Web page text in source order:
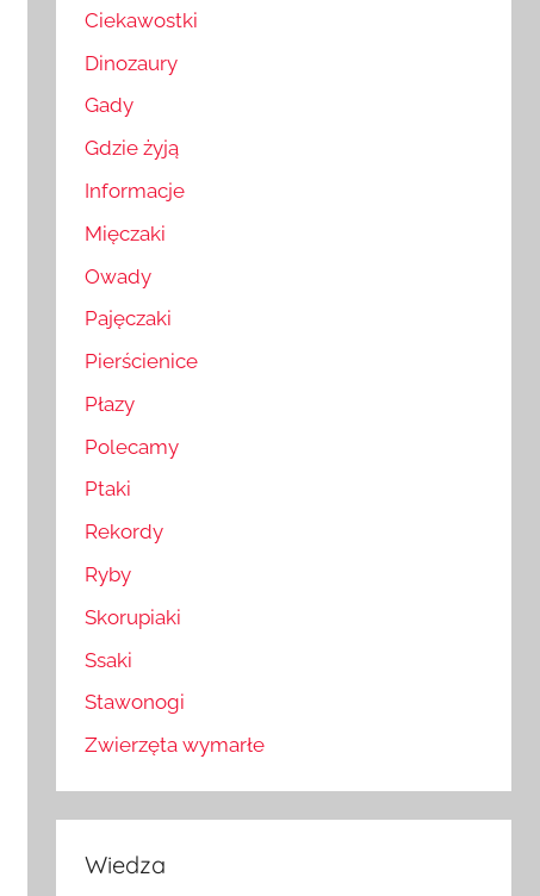
Ciekawostki
Dinozaury
Gady
Gdzie żyją
Informacje
Mięczaki
Owady
Pajęczaki
Pierścienice
Płazy
Polecamy
Ptaki
Rekordy
Ryby
Skorupiaki
Ssaki
Stawonogi
Zwierzęta wymarłe
Wiedza